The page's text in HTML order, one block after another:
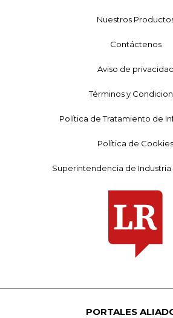
Nuestros
Contáctenos
Aviso de privacidad
Términos y
Política de Tratamiento de
Política de Cookies
Superintendencia de
PORTALES